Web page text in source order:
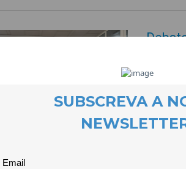
para
28
Estrela
partir